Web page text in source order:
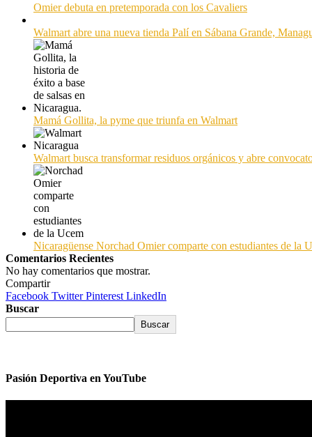
12 de agosto:
Empieza La Liga 2022-2023
Omier debuta en pretemporada con los Cavaliers
Walmart abre una nueva tienda Palí en Sábana Grande,
Mamá Gollita, la pyme que triunfa en Walmart
Walmart busca transformar residuos orgánicos y abre
Nicaragüense Norchad Omier comparte con estudiantes de la
Comentarios Recientes
No hay comentarios que mostrar.
Compartir
Facebook TwitterPinterest LinkedIn
Buscar
Buscar
Pasión Deportiva en YouTube